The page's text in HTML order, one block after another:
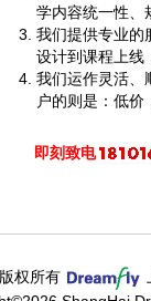
学内容统一性、
我们提供专业的
设计到课程上线
我们运作灵活、
户的则是：低价
即刻致电
权所有